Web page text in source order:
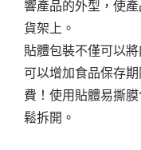
響產品的外型，使
貨架上。
貼體包裝不僅可以
可以增加食品保存
費！使用貼體易撕
鬆拆開。